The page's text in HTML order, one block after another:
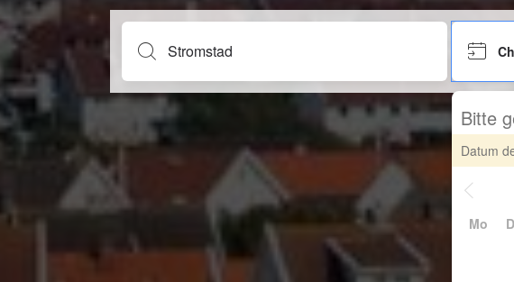
Bitte
Datum
Mo